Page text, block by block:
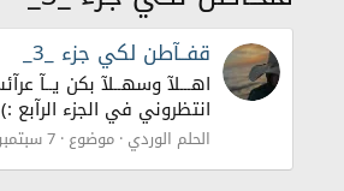
قفــآطن لكي جزء _3_
انتظروني في الجزء الرآبع :)
الحلم الوردي موضوع 7 سبتمبر 2014